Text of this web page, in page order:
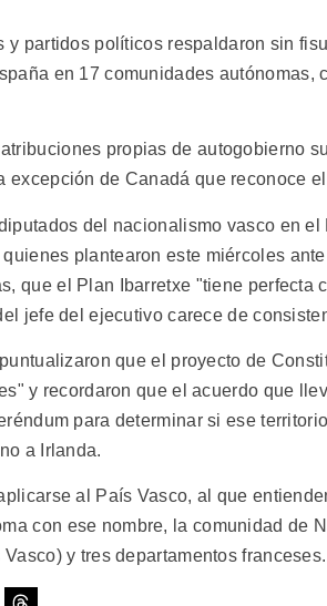
y partidos políticos respaldaron sin
en 17 comunidades autónomas,
propias de autogobierno
excepción de Canadá que reconoce
del nacionalismo vasco en el
plantearon este miércoles
que el Plan Ibarretxe "tiene perfecta
jefe del ejecutivo carece de
que el proyecto de
y recordaron que el acuerdo que
para determinar si ese
a Irlanda.
al País Vasco, al que
con ese nombre, la comunidad de
y tres departamentos franceses.